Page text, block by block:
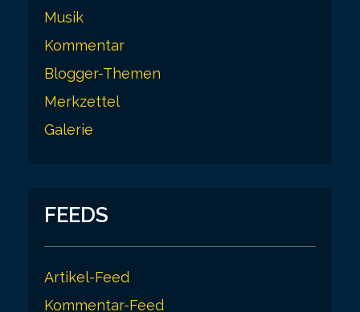
Musik
Kommentar
Blogger-Themen
Merkzettel
Galerie
FEEDS
Artikel-Feed
Kommentar-Feed